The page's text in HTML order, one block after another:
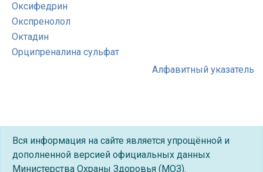
Оксифедрин
Окспренолол
Октадин
Орципреналина сульфат
Алфавитный указатель
Вся информация на сайте является упрощённой и
дополненной версией официальных данных
Министерства Охраны Здоровья (МОЗ).